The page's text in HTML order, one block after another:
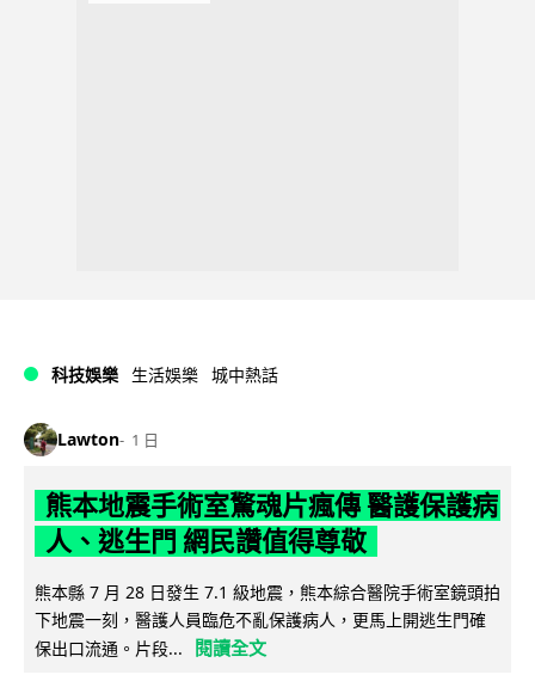
科技娛樂 生活娛樂 城中熱話
Lawton 1 日
熊本地震手術室驚魂片瘋傳 醫護保護病
人、逃生門 網民讚值得尊敬
熊本縣 7 月 28 日發生 7.1 級地震，熊本綜合醫院手術室鏡頭拍
下地震一刻，醫護人員臨危不亂保護病人，更馬上開逃生門確
保出口流通。片段...
閱讀全文